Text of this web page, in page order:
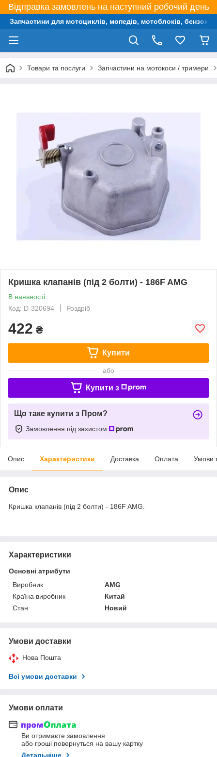
Відправка замовлень на наступний робочий день
Запчастини для мотоциклів, мопедів, мотоблоків,
Товари та послуги Запчастини на мотокоси / тримери
Кришка клапанів (під 2 болти) - 186F AMG
В наявності
Код: D-320694
Роздріб
422 ₴
Купити
або
Купити з
Що таке купити з Пром?
Замовлення під захистом
Опис Характеристики Доставка Оплата Умови
Опис
Кришка клапанів (під 2 болти) - 186F AMG.
Характеристики
Основні атрибути
Виробник
AMG
Країна виробник
Китай
Стан
Новий
Умови доставки
Нова Пошта
Всі умови доставки
Умови оплати
Ви отримаєте замовлення
або гроші повернуться на вашу картку
Детальніше